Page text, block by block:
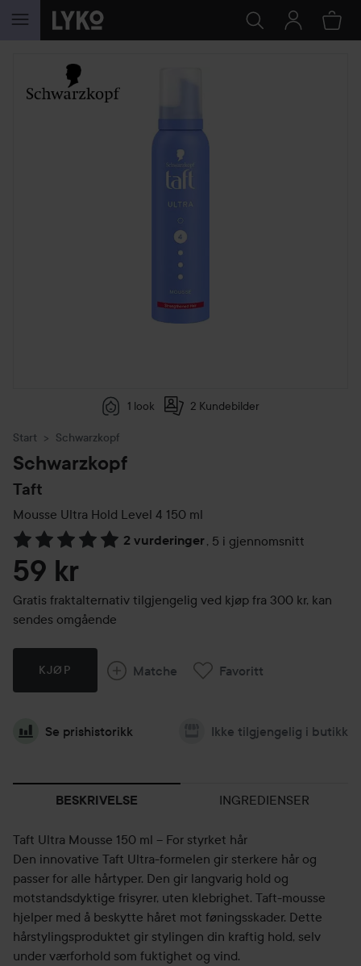
GÅ TIL INNHOLD
1 look 2 Kundebilder
Start Schwarzkopf
Schwarzkopf
Taft
Mousse Ultra Hold Level 4 150 ml
2 vurderinger, 5 i gjennomsnitt
Gå til Vurderinger & anmeldelser
59 kr
Gratis fraktalternativ tilgjengelig ved kjøp fra 300 kr, kan
sendes omgående
KJØP Matche Favoritt
Se prishistorikk Ikke tilgjengelig i butikk
BESKRIVELSE INGREDIENSER
Taft Ultra Mousse 150 ml – For styrket hår
Den innovative Taft Ultra-formelen gir sterkere hår og
passer for alle hårtyper. Den gir langvarig hold og
motstandsdyktige frisyrer, uten klebrighet. Taft-mousse
hjelper med å beskytte håret mot føningsskader. Dette
hårstylingsproduktet gir stylingen din kraftig hold, selv
under værforhold som fuktighet og vind.